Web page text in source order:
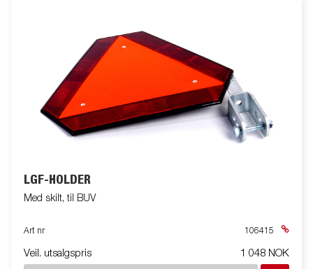
LGF-HOLDER
Med skilt, til BUV
Art nr 106415
Veil. utsalgspris 1 048 NOK